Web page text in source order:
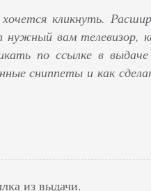
кликнуть.
нужный вам телевизор,
по ссылке в
сниппеты и как
из выдачи.